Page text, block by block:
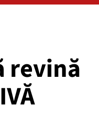
revină